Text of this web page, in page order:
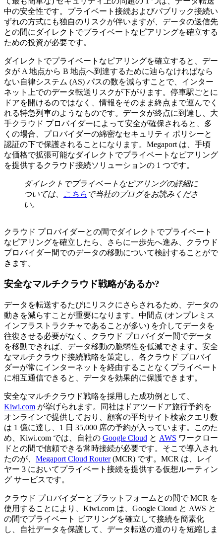
中の安全性です。プライベート接続およびパブリック接続い
ずれの方式にも独自のリスクが伴いますが、データの送信先
との間にダイレクトでプライベートなピアリングを確立する
ための投資が必要です。
ダイレクトでプライベートなピアリングを確立すると、デー
タが A 地点から B 地点へ到達するために辿らなければなら
ない自律システム (AS) パスの数を減らすことで、インター
ネット上でのデータ転送リスクが下がります。停車駅ごとに
ドアを開けるのではなく、情報をそのまま終点まで運んでく
れる特急列車のようなものです。データが終点に到達し、大
手クラウド プロバイダーによって安全が確保されると、多
くの場合、プロバイダーの綿密なセキュリティ ポリシーと
認証の下で保護されることになります。Megaport は、手頃
な価格で拡張可能なダイレクトでプライベートなピアリング
を提供するクラウド接続ソリューションの 1 つです。
ダイレクトでプライベートなピアリングの詳細に
ついては、
こちら で当社のブログをお読みくださ
い。
クラウド プロバイダーとの間でダイレクトでプライベート
なピアリングを確立したら、さらに一歩先へ進み、クラウド
プロバイダー間でのデータの移動について検討することがで
きます。
安全なマルチクラウド戦略があるか?
データを転送するたびにリスクにさらされるため、データの
動きを減らすことが重要になります。中間点 (オンプレミス
インフラストラクチャであることが多い) を介してデータを
往復させる必要がなく、クラウド プロバイダー間でデータ
を移動できれば、データ移動の脆弱性を低減できます。安全
なマルチクラウド接続戦略を策定し、各クラウド プロバイ
ダーが常にインターネットを経由することなくプライベート
に相互通信できると、データを効果的に保護できます。
安全なマルチクラウド戦略を採用した成功例として、
Kiwi.com が挙げられます。同社はドアツードア旅行予約を
オンラインで提供しており、顧客の平均サイト検索クエリ数
は 1 億に達し、1 日 35,000 席の予約が入っています。このた
め、Kiwi.com では、自社の Google Cloud と AWS ワークロー
ドとの間で信頼できる常時接続が必要です。そこで導入され
たのが、 Megaport Cloud Router(MCR) です。MCR は、レイ
ヤー 3 においてプライベート接続を提供する仮想ルーティン
グ サービスです。
クラウド プロバイダーとプラットフォームとの間で MCR を
使用することにより、Kiwi.com は、Google Cloud と AWS と
の間でプライベート ピアリングを確立して接続を簡素化
し、自社データを保護して、データ転送の道のりを短縮しま